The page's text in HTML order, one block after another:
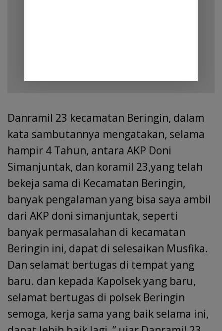
Danramil 23 kecamatan Beringin, dalam
kata sambutannya mengatakan, selama
hampir 4 Tahun, antara AKP Doni
Simanjuntak, dan koramil 23,yang telah
bekeja sama di Kecamatan Beringin,
banyak pengalaman yang bisa saya ambil
dari AKP doni simanjuntak, seperti
banyak permasalahan di kecamatan
Beringin ini, dapat di selesaikan Musfika.
Dan selamat bertugas di tempat yang
baru. dan kepada Kapolsek yang baru,
selamat bertugas di polsek Beringin
semoga, kerja sama yang baik selama ini,